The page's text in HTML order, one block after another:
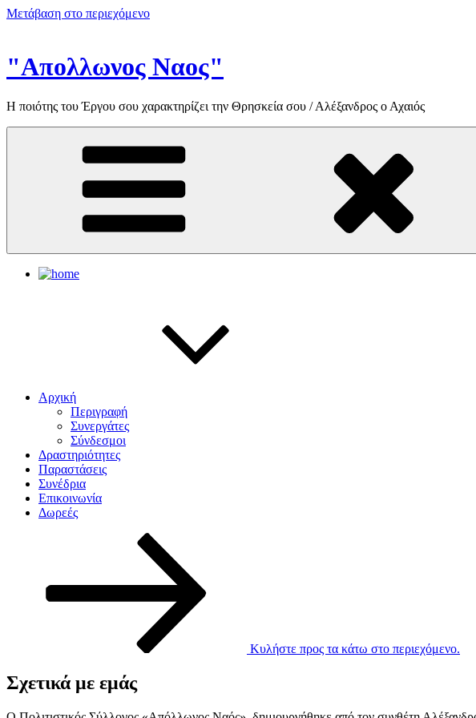
Μετάβαση στο περιεχόμενο
"Απολλωνος Ναος"
Η ποιότης του Έργου σου χαρακτηρίζει την Θρησκεία σου / Αλέξανδρος ο Αχαιός
Αρχική
Περιγραφή
Συνεργάτες
Σύνδεσμοι
Δραστηριότητες
Παραστάσεις
Συνέδρια
Επικοινωνία
Δωρεές
Κυλήστε προς τα κάτω στο περιεχόμενο.
Σχετικά με εμάς